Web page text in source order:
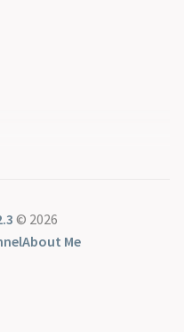
© 2026
About Me